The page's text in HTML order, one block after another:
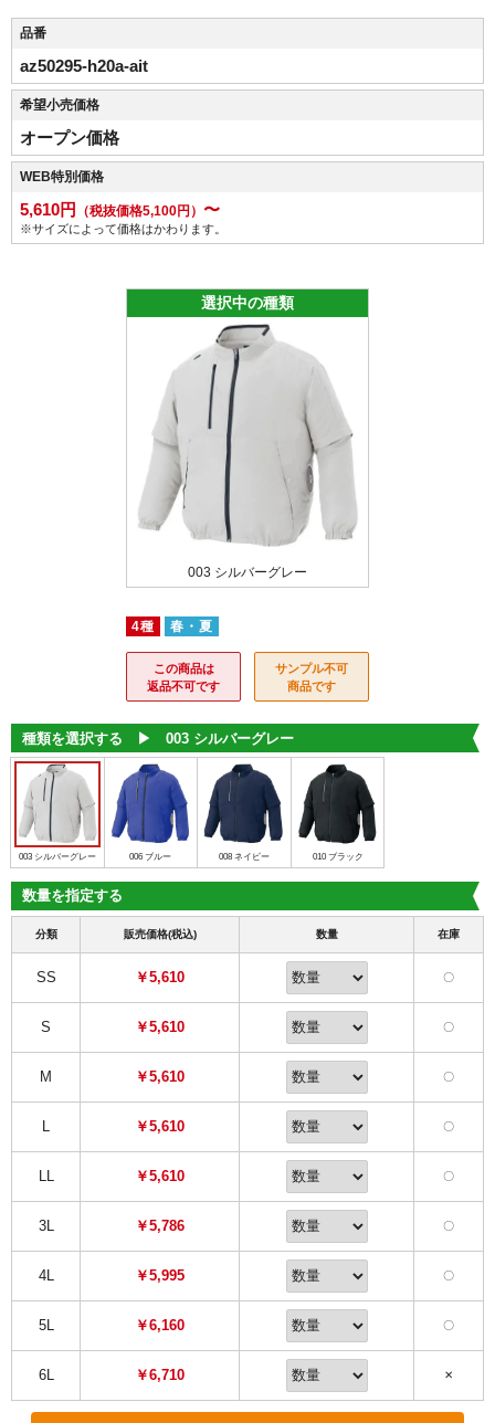
品番
az50295-h20a-ait
希望小売価格
オープン価格
WEB特別価格
5,610円 （税抜価格5,100円） 〜
※サイズによって価格はかわります。
選択中の種類
003 シルバーグレー
4種 春・夏
この商品は
返品不可です
サンプル不可
商品です
種類を選択する ▶︎ 003 シルバーグレー
003 シルバーグレー 006 ブルー 008 ネイビー 010 ブラック
数量を指定する
分類 販売価格(税込) 数量 在庫
SS ￥5,610 〇
S ￥5,610 〇
M ￥5,610 〇
￥5,610 〇
￥5,610 〇
3L ￥5,786 〇
4L ￥5,995 〇
5L ￥6,160 〇
6L ￥6,710 ✕